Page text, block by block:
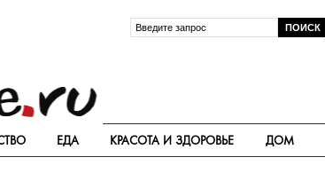
ЕДА КРАСОТА И ЗДОРОВЬЕ ДОМ